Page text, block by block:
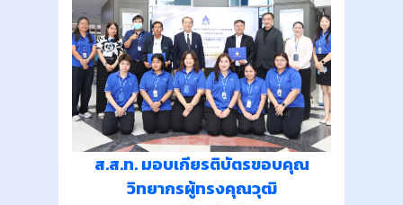
ส.ส.ท. มอบเกียรติบัตรขอบคุณ
วิทยากรผู้ทรงคุณวุฒิ